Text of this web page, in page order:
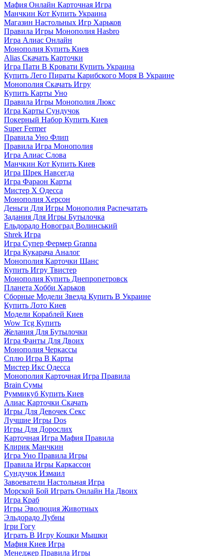
Мафия Онлайн Карточная Игра
Манчкин Кот Купить Украина
Магазин Настольных Игр Харьков
Правила Игры Монополия Hasbro
Игра Алиас Онлайн
Монополия Купить Киев
Alias Скачать Карточки
Игра Пати В Кровати Купить Украина
Купить Лего Пираты Карибского Моря В Украине
Монополия Скачать Игру
Купить Карты Уно
Правила Игры Монополия Люкс
Игра Карты Сундучок
Покерный Набор Купить Киев
Super Fermer
Правила Уно Флип
Правила Игра Монополия
Игра Алиас Слова
Манчкин Кот Купить Киев
Игра Шрек Навсегда
Игра Фараон Карты
Мистер Х Одесса
Монополия Херсон
Деньги Для Игры Монополия Распечатать
Задания Для Игры Бутылочка
Ельдорадо Новоград Волинський
Shrek Игра
Игра Супер Фермер Granna
Игра Кукарача Аналог
Монополия Карточки Шанс
Купить Игру Твистер
Монополия Купить Днепропетровск
Планета Хобби Харьков
Сборные Модели Звезда Купить В Украине
Купить Лото Киев
Модели Кораблей Киев
Wow Tcg Купить
Желания Для Бутылочки
Игра Фанты Для Двоих
Монополия Черкассы
Сплю Игра В Карты
Мистер Икс Одесса
Монополия Карточная Игра Правила
Brain Сумы
Руммикуб Купить Киев
Алиас Карточки Скачать
Игры Для Девочек Секс
Лучшие Игры Dos
Игры Для Дорослих
Карточная Игра Мафия Правила
Клирик Манчкин
Игра Уно Правила Игры
Правила Игры Каркассон
Сундучок Измаил
Завоеватели Настольная Игра
Морской Бой Играть Онлайн На Двоих
Игра Краб
Игры Эволюция Животных
Эльдорадо Лубны
Ігри Гогу
Играть В Игру Кошки Мышки
Мафия Киев Игра
Менеджер Правила Игры